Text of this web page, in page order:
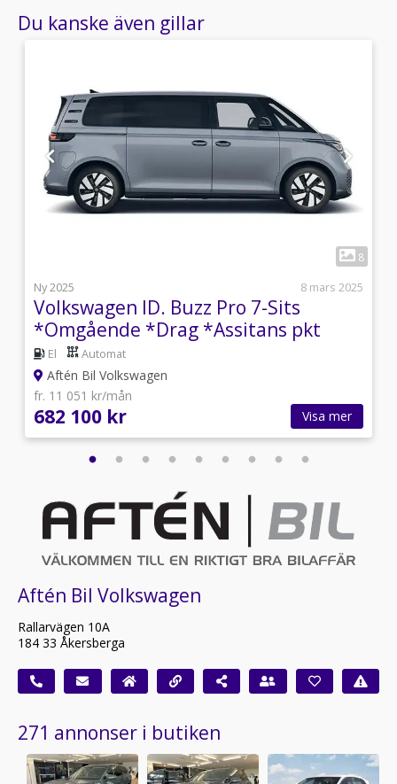
Du kanske även gillar
8
Ny 2025
8 mars 2025
Volkswagen ID. Buzz Pro 7-Sits
*Omgående *Drag *Assitans pkt
El Automat
Aftén Bil Volkswagen
fr. 11 051 kr/mån
682 100 kr Visa mer
Aftén Bil Volkswagen
Rallarvägen 10A
184 33 Åkersberga
271 annonser i butiken